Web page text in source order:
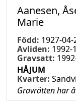
Aanesen,
Marie
Född: 1927-04-
Avliden: 1992-
Gravsatt:
HÅJUM
Kvarter:
Gravrätten har